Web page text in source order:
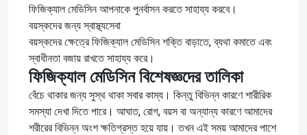
ফিজিক্যাল মেডিসিন আপনাকে পুনর্বাসন করতে সাহায্য করবে।
বয়স্কদের জন্য স্বাস্থ্যসেবা
বয়স্কদের ক্ষেত্রে ফিজিক্যাল মেডিসিন শক্তি বাড়াতে, ব্যথা কমাতে এবং
স্বাধীনতা বজায় রাখতে সাহায্য করে।
ফিজিক্যাল মেডিসিন বিশেষজ্ঞদের তালিকা
বেঁচে থাকার জন্য সুস্থ থাকা সবার কাম্য। কিন্তু বিভিন্ন কারণে শারীরিক
সমস্যা দেখা দিতে পারে। আঘাত, রোগ, বয়স বা অন্যান্য কারণে আমাদের
শরীরের বিভিন্ন অংশ ক্ষতিগ্রস্ত হয়ে যায়। তখন এই সময় আমাদের পাশে